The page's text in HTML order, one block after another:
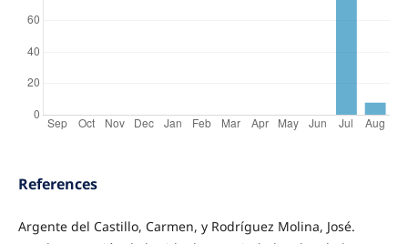
References
Argente del Castillo, Carmen, y Rodríguez Molina, José.